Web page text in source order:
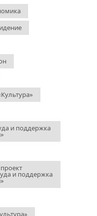
и поддержка
и поддержка